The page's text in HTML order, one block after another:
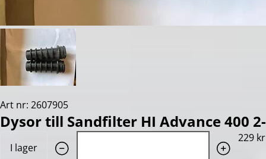
Art nr: 2607905
Dysor till Sandfilter HI Advance 400
I lager
229 kr